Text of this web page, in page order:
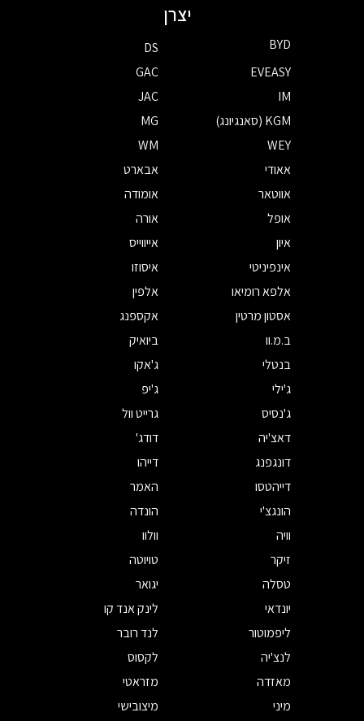
יצרן
BYD
DS
EVEASY
GAC
IM
JAC
KGM (סאנגיונג)
MG
WEY
WM
אאודי
אבארט
אווטאר
אומודה
אופל
אורה
איון
אייווייס
אינפיניטי
איסוזו
אלפא רומיאו
אלפין
אסטון מרטין
אקספנג
ב.מ.וו
ביואיק
בנטלי
ג'אקו
ג'ילי
ג'יפ
ג'נסיס
גרייט וול
דאצ'יה
דודג'
דונגפנג
דייהו
דייהטסו
האמר
הונגצ'י
הונדה
וויה
וולוו
זיקר
טויוטה
טסלה
יגואר
יונדאי
לינק אנד קו
ליפמוטור
לנד רובר
לנצ'יה
לקסוס
מאזדה
מזראטי
מיני
מיצובישי